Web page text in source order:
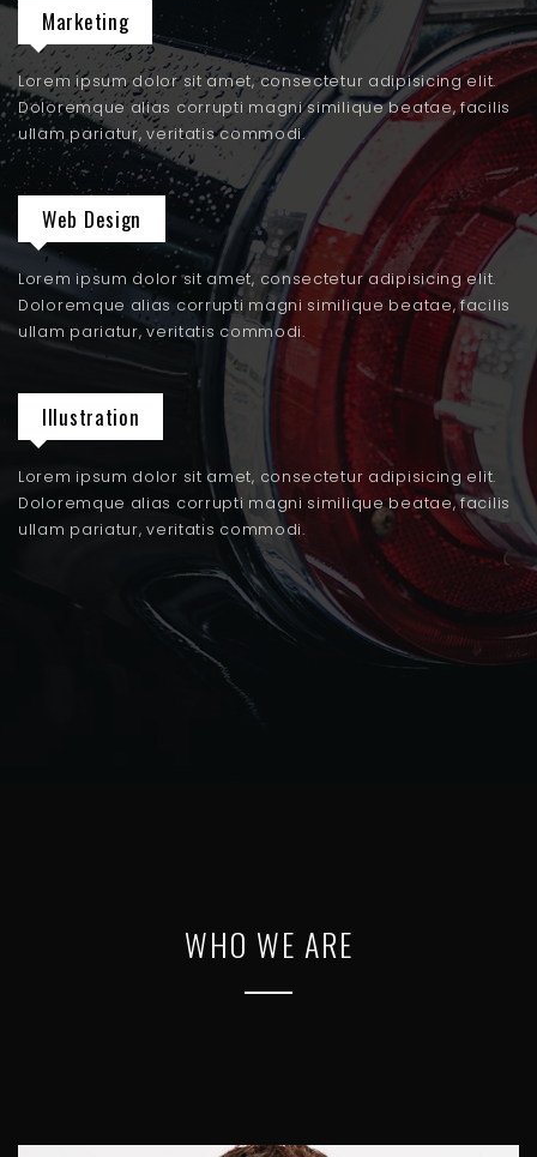
Marketing
Lorem ipsum dolor sit amet, consectetur adipisicing elit.
Doloremque alias corrupti magni similique beatae, facilis
ullam pariatur, veritatis commodi.
Web Design
Lorem ipsum dolor sit amet, consectetur adipisicing elit.
Doloremque alias corrupti magni similique beatae, facilis
ullam pariatur, veritatis commodi.
Illustration
Lorem ipsum dolor sit amet, consectetur adipisicing elit.
Doloremque alias corrupti magni similique beatae, facilis
ullam pariatur, veritatis commodi.
WHO WE ARE